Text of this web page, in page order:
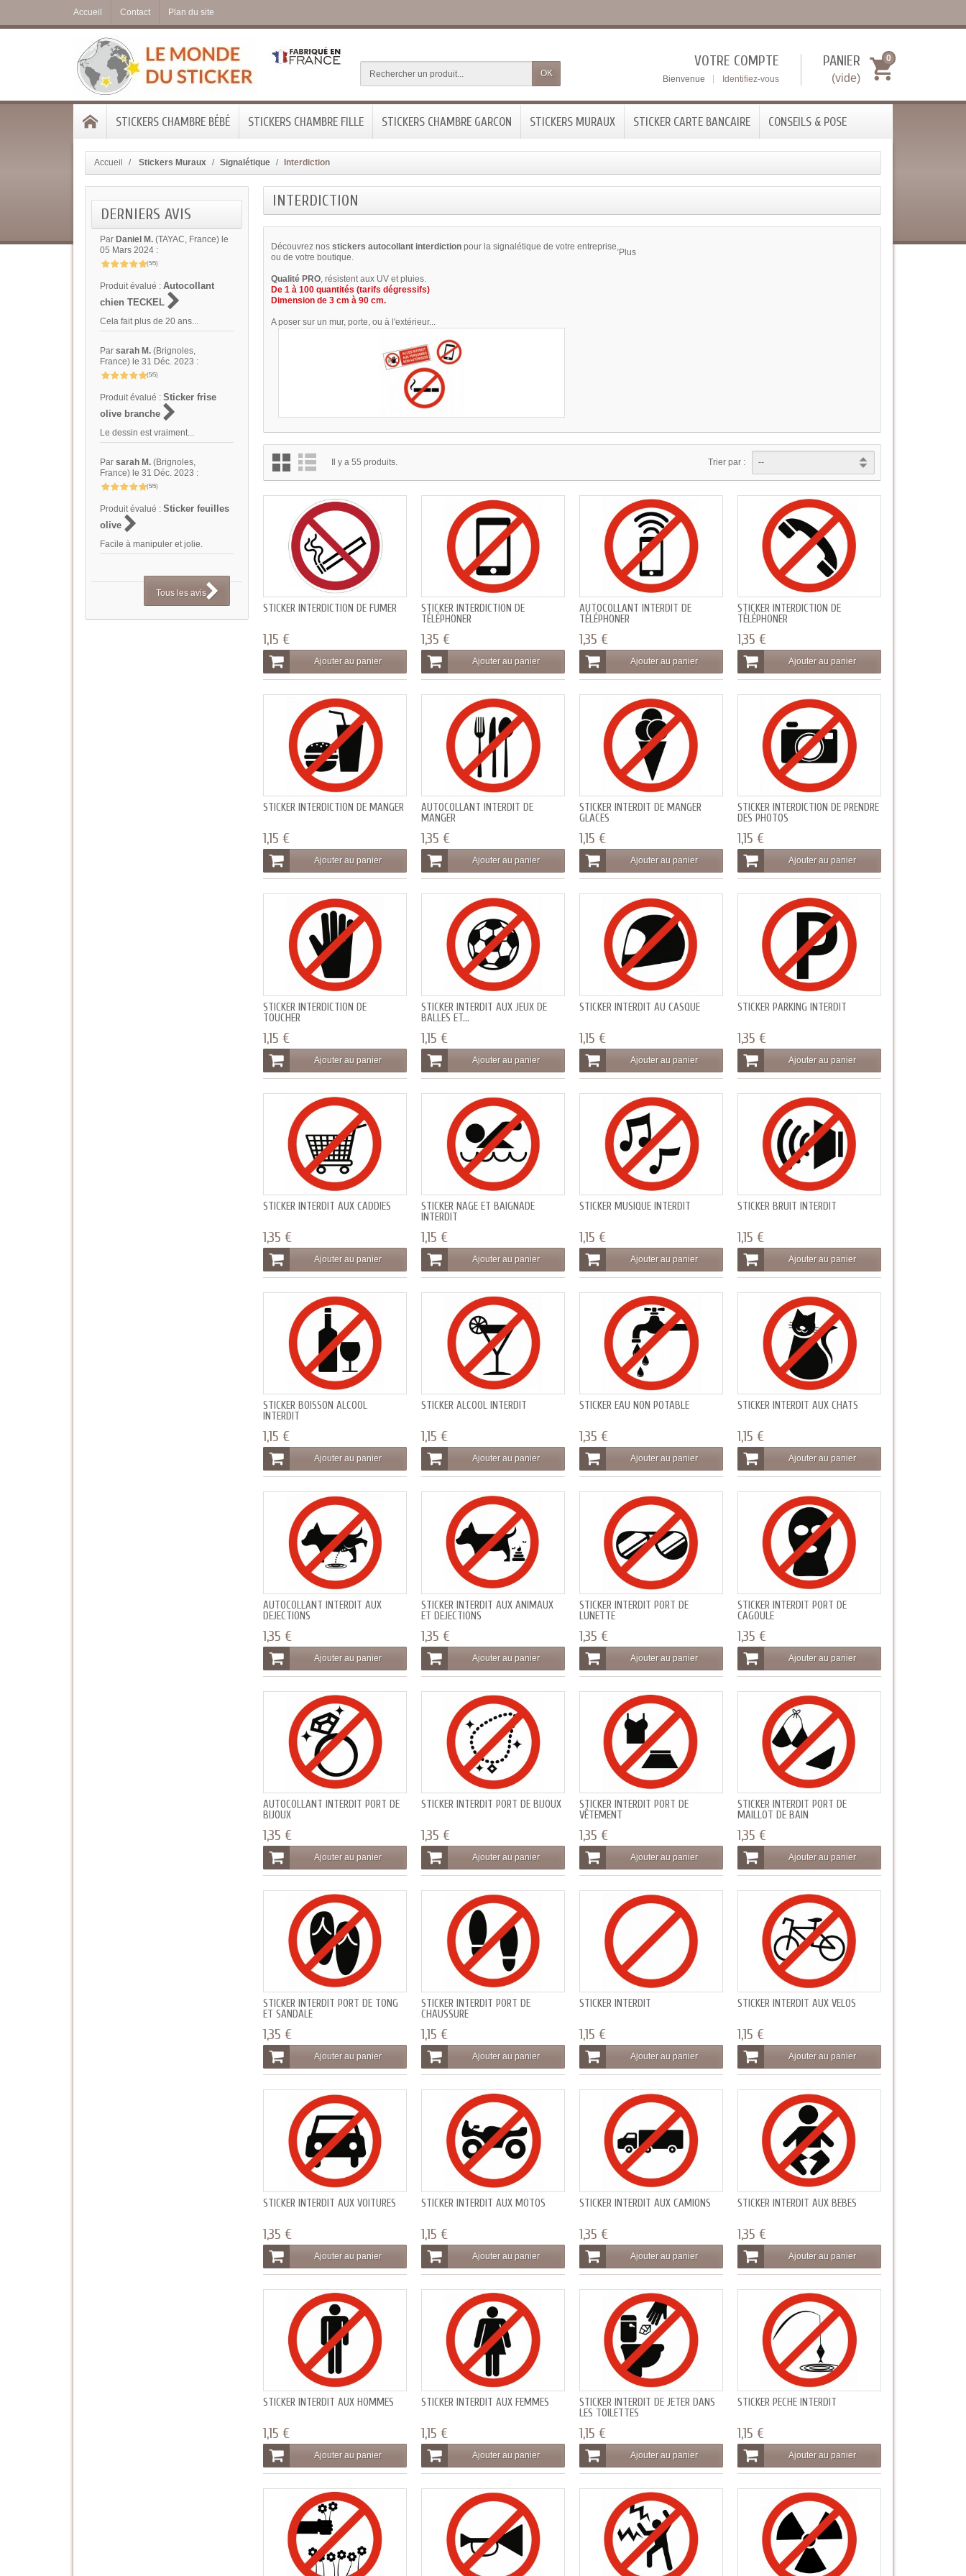
Accueil Contact Plan du site
OK
PANIER
(vide)
0
VOTRE COMPTE
Bienvenue Identifiez-vous
STICKERS CHAMBRE BÉBÉ STICKERS CHAMBRE FILLE STICKERS CHAMBRE GARCON STICKERS MURAUX STICKER CARTE BANCAIRE CONSEILS & POSE
Accueil Stickers Muraux Signalétique Interdiction
DERNIERS AVIS
Par Daniel M. (TAYAC, France) le
05 Mars 2024 :
(5/5)
Produit évalué : Autocollant
chien TECKEL
Cela fait plus de 20 ans...
Par sarah M. (Brignoles,
France) le 31 Déc. 2023 :
(5/5)
Produit évalué : Sticker frise
olive branche
Le dessin est vraiment...
Par sarah M. (Brignoles,
France) le 31 Déc. 2023 :
(5/5)
Produit évalué : Sticker feuilles
olive
Facile à manipuler et jolie.
Tous les avis
INTERDICTION
Découvrez nos stickers autocollant interdiction pour la signalétique de votre entreprise,
ou de votre boutique.
Qualité PRO, résistent aux UV et pluies.
De 1 à 100 quantités (tarifs dégressifs)
Dimension de 3 cm à 90 cm.
A poser sur un mur, porte, ou à l'extérieur...
Plus
Il y a 55 produits. Trier par :
STICKER INTERDICTION DE FUMER
1,15 €
Ajouter au panier
STICKER INTERDICTION DE
TÉLÉPHONER
1,35 €
Ajouter au panier
AUTOCOLLANT INTERDIT DE
TÉLÉPHONER
1,35 €
Ajouter au panier
STICKER INTERDICTION DE
TÉLÉPHONER
1,35 €
Ajouter au panier
STICKER INTERDICTION DE MANGER
1,15 €
Ajouter au panier
AUTOCOLLANT INTERDIT DE
MANGER
1,35 €
Ajouter au panier
STICKER INTERDIT DE MANGER
GLACES
1,15 €
Ajouter au panier
STICKER INTERDICTION DE PRENDRE
DES PHOTOS
1,15 €
Ajouter au panier
STICKER INTERDICTION DE
TOUCHER
1,15 €
Ajouter au panier
STICKER INTERDIT AUX JEUX DE
BALLES ET...
1,15 €
Ajouter au panier
STICKER INTERDIT AU CASQUE
1,15 €
Ajouter au panier
STICKER PARKING INTERDIT
1,35 €
Ajouter au panier
STICKER INTERDIT AUX CADDIES
1,35 €
Ajouter au panier
STICKER NAGE ET BAIGNADE
INTERDIT
1,15 €
Ajouter au panier
STICKER MUSIQUE INTERDIT
1,15 €
Ajouter au panier
STICKER BRUIT INTERDIT
1,15 €
Ajouter au panier
STICKER BOISSON ALCOOL
INTERDIT
1,15 €
Ajouter au panier
STICKER ALCOOL INTERDIT
1,15 €
Ajouter au panier
STICKER EAU NON POTABLE
1,35 €
Ajouter au panier
STICKER INTERDIT AUX CHATS
1,15 €
Ajouter au panier
AUTOCOLLANT INTERDIT AUX
DEJECTIONS
1,35 €
Ajouter au panier
STICKER INTERDIT AUX ANIMAUX
ET DEJECTIONS
1,35 €
Ajouter au panier
STICKER INTERDIT PORT DE
LUNETTE
1,35 €
Ajouter au panier
STICKER INTERDIT PORT DE
CAGOULE
1,35 €
Ajouter au panier
AUTOCOLLANT INTERDIT PORT DE
BIJOUX
1,35 €
Ajouter au panier
STICKER INTERDIT PORT DE BIJOUX
1,35 €
Ajouter au panier
STICKER INTERDIT PORT DE
VÊTEMENT
1,35 €
Ajouter au panier
STICKER INTERDIT PORT DE
MAILLOT DE BAIN
1,35 €
Ajouter au panier
STICKER INTERDIT PORT DE TONG
ET SANDALE
1,35 €
Ajouter au panier
STICKER INTERDIT PORT DE
CHAUSSURE
1,15 €
Ajouter au panier
STICKER INTERDIT
1,15 €
Ajouter au panier
STICKER INTERDIT AUX VÉLOS
1,15 €
Ajouter au panier
STICKER INTERDIT AUX VOITURES
1,35 €
Ajouter au panier
STICKER INTERDIT AUX MOTOS
1,15 €
Ajouter au panier
STICKER INTERDIT AUX CAMIONS
1,35 €
Ajouter au panier
STICKER INTERDIT AUX BÉBÉS
1,35 €
Ajouter au panier
STICKER INTERDIT AUX HOMMES
1,15 €
Ajouter au panier
STICKER INTERDIT AUX FEMMES
1,15 €
Ajouter au panier
STICKER INTERDIT DE JETER DANS
LES TOILETTES
1,15 €
Ajouter au panier
STICKER PECHE INTERDIT
1,15 €
Ajouter au panier